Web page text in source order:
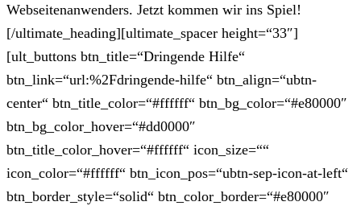
Webseitenanwenders. Jetzt kommen wir ins Spiel!
[/ultimate_heading][ultimate_spacer height=“33″]
[ult_buttons btn_title=“Dringende Hilfe“
btn_link=“url:%2Fdringende-hilfe“ btn_align=“ubtn-
center“ btn_title_color=“#ffffff“ btn_bg_color=“#e80000″
btn_bg_color_hover=“#dd0000″
btn_title_color_hover=“#ffffff“ icon_size=““
icon_color=“#ffffff“ btn_icon_pos=“ubtn-sep-icon-at-left“
btn_border_style=“solid“ btn_color_border=“#e80000″